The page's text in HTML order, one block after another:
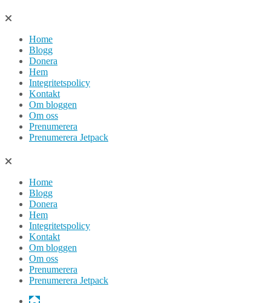
Hoppa
innehållHome
Blogg
Donera
Hem
Integritetspolicy
Kontakt
Om bloggen
Om oss
Prenumerera
Prenumerera Jetpack
Home
Blogg
Donera
Hem
Integritetspolicy
Kontakt
Om bloggen
Om oss
Prenumerera
Prenumerera Jetpack